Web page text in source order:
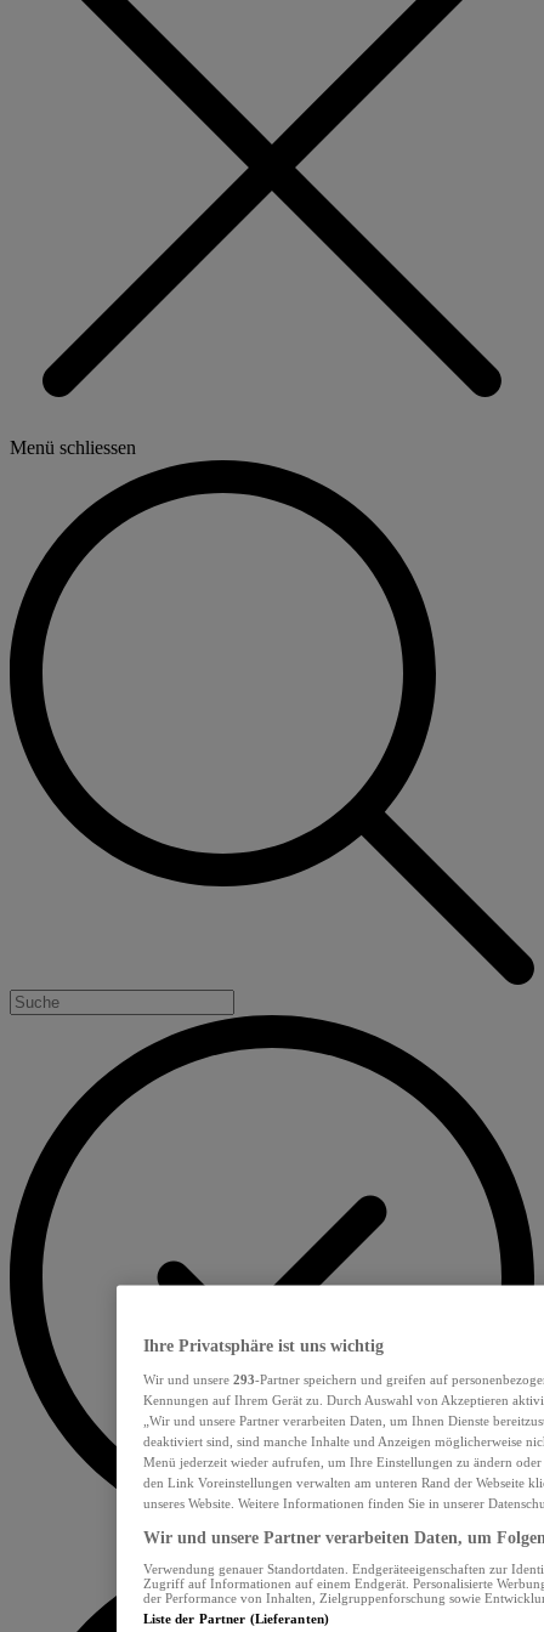
Menü schliessen
Ihre Privatsphäre ist uns wichtig
Wir und unsere 293-Partner speichern und greifen auf
Kennungen auf Ihrem Gerät zu. Durch Auswahl von Akzeptieren
„Wir und unsere Partner verarbeiten Daten, um Ihnen Dienste
deaktiviert sind, sind manche Inhalte und Anzeigen möglicherweise
Menü jederzeit wieder aufrufen, um Ihre Einstellungen zu ändern
den Link Voreinstellungen verwalten am unteren Rand der Webseite
unseres Website. Weitere Informationen finden Sie in unserer
Wir und unsere Partner verarbeiten Daten, um
Verwendung genauer Standortdaten. Endgeräteeigenschaften zur
Zugriff auf Informationen auf einem Endgerät. Personalisierte
der Performance von Inhalten, Zielgruppenforschung sowie
Liste der Partner (Lieferanten)